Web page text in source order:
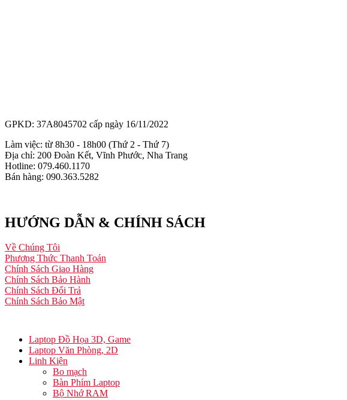
GPKD: 37A8045702 cấp ngày 16/11/2022
Làm việc: từ 8h30 - 18h00 (Thứ 2 - Thứ 7)
Địa chỉ: 200 Đoàn Kết, Vĩnh Phước, Nha Trang
Hotline: 079.460.1170
Bán hàng: 090.363.5282
HƯỚNG DẪN & CHÍNH SÁCH
Về Chúng Tôi
Phương Thức Thanh Toán
Chính Sách Giao Hàng
Chính Sách Bảo Hành
Chính Sách Đổi Trả
Chính Sách Bảo Mật
Laptop Đồ Họa 3D, Game
Laptop Văn Phòng, 2D
Linh Kiện
Bo mạch
Bàn Phím Laptop
Bộ Nhớ RAM